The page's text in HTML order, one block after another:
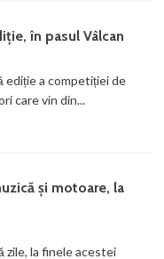
în pasul Vâlcan
ediție a competiției de
care vin din...
și motoare, la
zile, la finele acestei